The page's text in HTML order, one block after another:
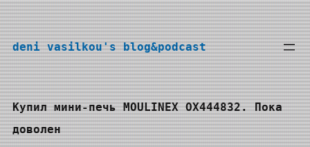
Перейти
к
содержимому
deni vasilkou's blog&podcast
Купил мини-печь MOULINEX OX444832. Пока
доволен